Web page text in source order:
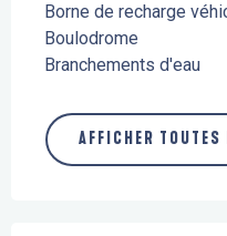
Borne de recharge
Boulodrome
Branchements d'eau
AFFICHER